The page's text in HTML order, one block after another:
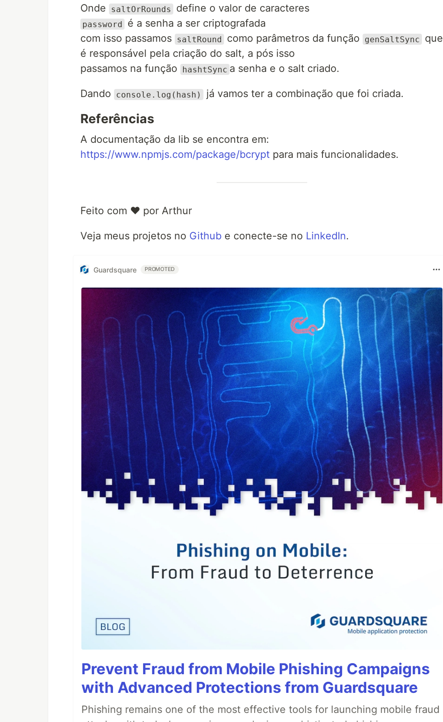
Onde saltOrRounds define o valor de caracteres
password
é a senha a ser criptografada
com isso passamos saltRound como parâmetros da função genSaltSync
que
é responsável pela criação do salt, a pós isso
passamos na função
hashtSync a senha e o salt criado.
Dando console.log(hash) já vamos ter a combinação que foi criada.
Referências
A documentação da lib se encontra em:
https://www.npmjs.com/package/bcrypt para mais funcionalidades.
Feito com ❤️ por Arthur
Veja meus projetos no Github e conecte-se no LinkedIn.
Guardsquare PROMOTED
Prevent Fraud from Mobile Phishing Campaigns
with Advanced Protections from Guardsquare
Phishing remains one of the most effective tools for launching mobile fraud